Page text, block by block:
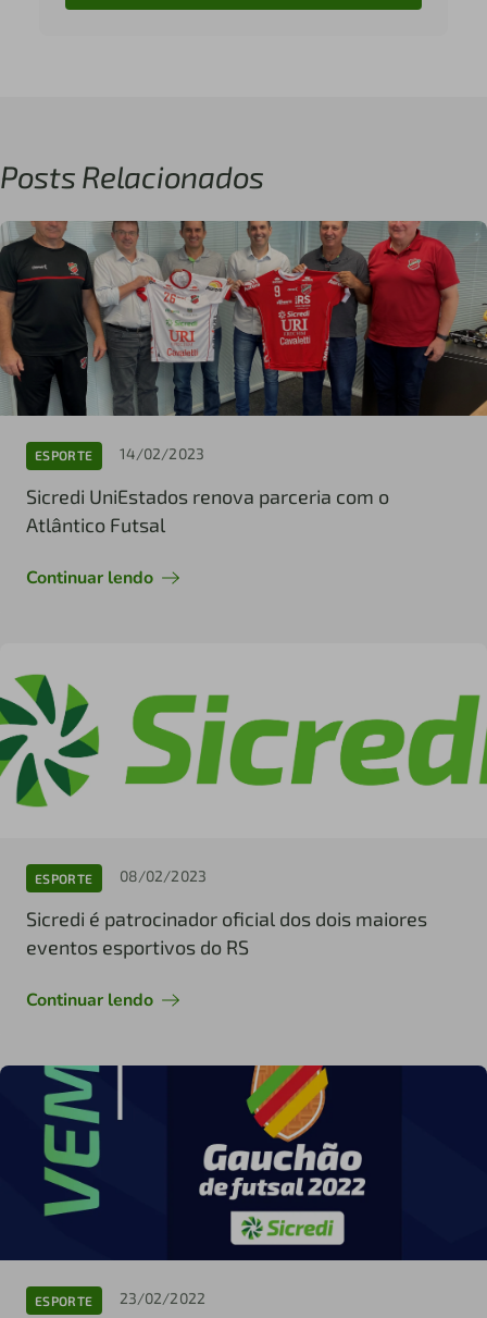
Posts Relacionados
ESPORTE 14/02/2023
Sicredi UniEstados renova parceria com o
Atlântico Futsal
Continuar lendo
ESPORTE 08/02/2023
Sicredi é patrocinador oficial dos dois maiores
eventos esportivos do RS
Continuar lendo
ESPORTE 23/02/2022